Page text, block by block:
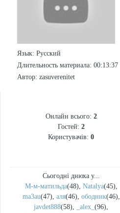
Язык: Русский
Длительность материала: 00:13:37
Автор: zasuverenitet
Онлайн всього: 2
Гостей: 2
Користувачів: 0
Сьогодні днюха у...
М-м-матильда(48), Natalya(45),
ma3au(47), аля(46), ободник(46),
javdet888(58), _alex_ (96),